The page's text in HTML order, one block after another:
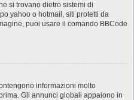
si trovano dietro sistemi di
yahoo o hotmail, siti protetti da
puoi usare il comando BBCode
informazioni molto
Gli annunci globali appaiono in